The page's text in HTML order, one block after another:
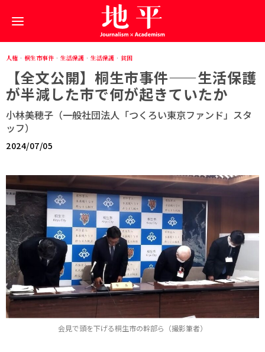
人権 · 桐生市事件 · 生活保護 · 生活保護 · 貧困
【全文公開】桐生市事件——生活保護
が半減した市で何が起きていたか
小林美穂子（一般社団法人「つくろい東京ファンド」スタ
ッフ）
2024/07/05
会見で頭を下げる桐生市の幹部ら（撮影筆者）